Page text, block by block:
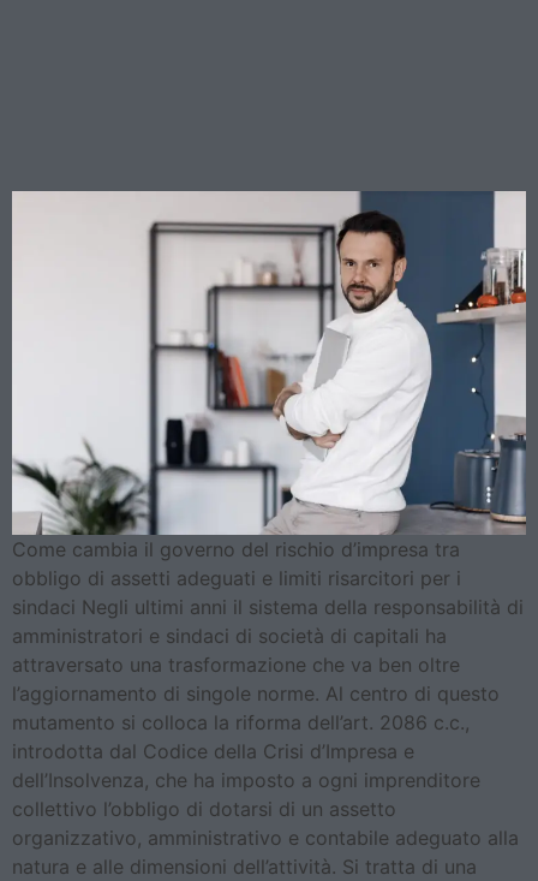
Come cambia il governo del rischio d’impresa tra
obbligo di assetti adeguati e limiti risarcitori per i
sindaci Negli ultimi anni il sistema della responsabilità di
amministratori e sindaci di società di capitali ha
attraversato una trasformazione che va ben oltre
l’aggiornamento di singole norme. Al centro di questo
mutamento si colloca la riforma dell’art. 2086 c.c.,
introdotta dal Codice della Crisi d’Impresa e
dell’Insolvenza, che ha imposto a ogni imprenditore
collettivo l’obbligo di dotarsi di un assetto
organizzativo, amministrativo e contabile adeguato alla
natura e alle dimensioni dell’attività. Si tratta di una